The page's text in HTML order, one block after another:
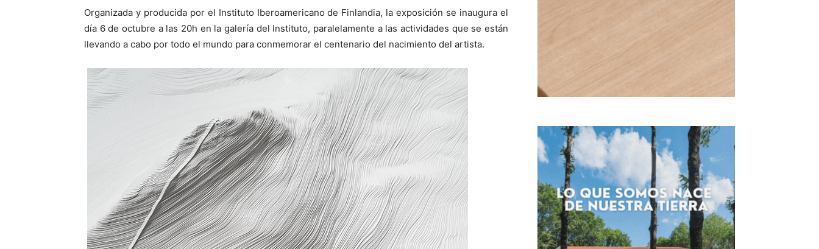
Organizada y producida por el Instituto Iberoamericano de Finlandia, la exposición se inaugura el
día 6 de octubre a las 20h en la galería del Instituto, paralelamente a las actividades que se están
llevando a cabo por todo el mundo para conmemorar el centenario del nacimiento del artista.